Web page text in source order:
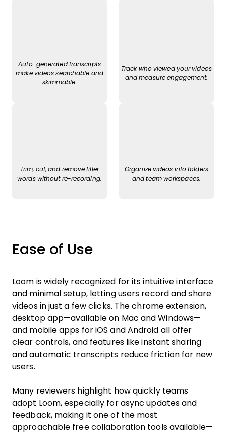
Auto-generated transcripts
make videos searchable and
skimmable.
Track who viewed your videos
and measure engagement.
Trim, cut, and remove filler
words without re-recording.
Organize videos into folders
and team workspaces.
Ease of Use
Loom is widely recognized for its intuitive interface
and minimal setup, letting users record and share
videos in just a few clicks. The chrome extension,
desktop app—available on Mac and Windows—
and mobile apps for iOS and Android all offer
clear controls, and features like instant sharing
and automatic transcripts reduce friction for new
users.
Many reviewers highlight how quickly teams
adopt Loom, especially for async updates and
feedback, making it one of the most
approachable free collaboration tools available—